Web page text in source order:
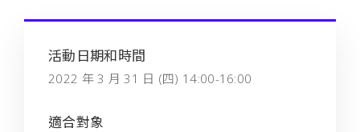
活動日期和時間
2022 年 3 月 31 日 (四) 14:00-16:00
適合對象